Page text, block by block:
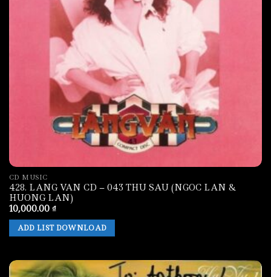
CD MUSIC
428. LANG VAN CD – 043 THU SAU (NGOC LAN &
HUONG LAN)
10,000.00 ₫
ADD LIST DOWNLOAD